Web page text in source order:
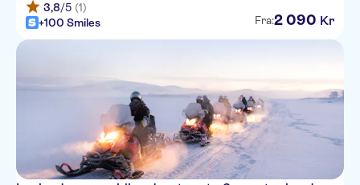
3,8/5 (1)
+100 Smiles
Fra:2 090 Kr